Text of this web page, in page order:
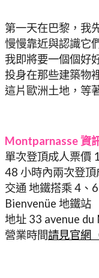
第一天在巴黎，我
慢慢靠近與認識它
我即將要一個個好
投身在那些建築物
這片歐洲土地，等
Montparnasse 資
單次登頂成人票價
48 小時內兩次登
交通 地鐵搭乘 4、
Bienvenüe 地鐵站
地址 33 avenue
營業時間請見官網